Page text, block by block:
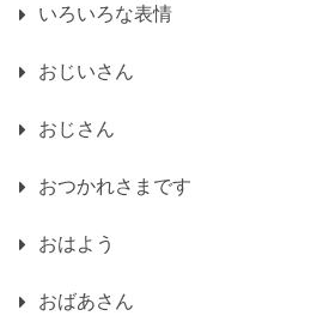
いろいろな表情
おじいさん
おじさん
おつかれさまです
おはよう
おばあさん